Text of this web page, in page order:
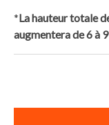
*La hauteur totale
augmentera de 6 à